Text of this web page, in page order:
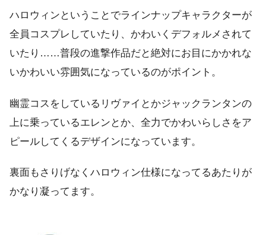
ハロウィンということでラインナップキャラクターが
全員コスプレしていたり、かわいくデフォルメされて
いたり……普段の進撃作品だと絶対にお目にかかれな
いかわいい雰囲気になっているのがポイント。
幽霊コスをしているリヴァイとかジャックランタンの
上に乗っているエレンとか、全力でかわいらしさをア
ピールしてくるデザインになっています。
裏面もさりげなくハロウィン仕様になってるあたりが
かなり凝ってます。